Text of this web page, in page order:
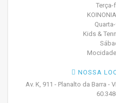
Terça-
Kids &
NOSSA
Av. K, 911 - Planalto da Barra -